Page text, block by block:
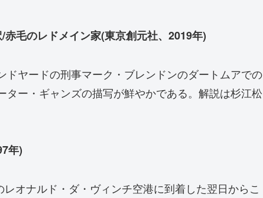
毛のレドメイン家(東京創元社、2019年)
ヤードの刑事マーク・ブレンドンのダートムアでの
ー・ギャンズの描写が鮮やかである。解説は杉江松
年)
オナルド・ダ・ヴィンチ空港に到着した翌日からこ